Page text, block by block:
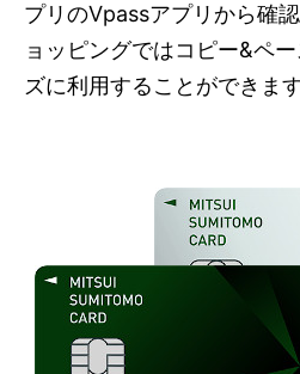
プリのVpassアプリから確
ョッピングではコピー&ペ
ズに利用することができます